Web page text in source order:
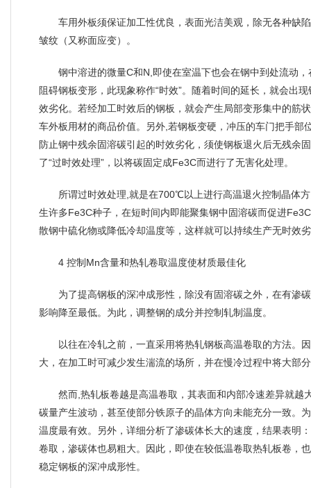
车用外板须保证加工性优良，表面光洁美观，除无各种缺
皱纹（又称面应变）。
钢中溶进的微量C和N,即使在室温下也会在钢中到处流动
阻碍钢板变形，此现象称作“时效”。随着时间的延长，就会出
效劣化。若经加工时效后的钢板，就会产生局部变形集中的筋
车外板用材的商品价值。另外,若钢板变硬，冲压的车门把手部
防止钢中残余固溶碳引起的时效劣化，须使钢板退火后无残余
了“过时效处理”，以将碳固定成Fe3C而进行了无害化处理。
所谓过时效处理,就是在700℃以上进行高温退火控制晶体
生许多Fe3C种子，在短时间内即能聚集钢中固溶碳而促进
散钢中硫化物或降低冷却温度等，这样就可以持续生产无时效
4 控制Mn含量和热轧卷取温度使材质最佳化
为了提高钢板的深冲成形性，除没有固溶碳之外，在有渗
影响降至最低。为此，调整钢的成分并控制轧制温度。
以往在冷轧之前，一直采用将热轧钢板高温卷取的方法。
大，在加工时可减少发生湍流的场所，并在慢冷过程中将大部
然而,热轧板卷越是高温卷取，其表面和内部冷速差异就越
碳量产生波动，甚至使部分铁原子的晶体方向未能充分一致。
温度最有效。另外，详细分析了渗碳体长大的速度，结果表明
卷取，渗碳体也易粗大。因此，即使在较低温卷取热轧板卷，
稳定钢板的深冲成形性。